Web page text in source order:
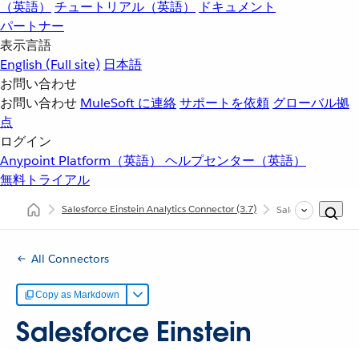
（英語）
チュートリアル（英語）
ドキュメント
パートナー
表示言語
English (Full site) 日本語
お問い合わせ
お問い合わせ MuleSoft に連絡サポートを依頼 グローバル拠
点
ログイン
Anypoint Platform（英語） ヘルプセンター（英語）
無料トライアル
Salesforce Einstein Analytics Connector(3.7) Salesforce
All Connectors
Copy as Markdown
Salesforce Einstein